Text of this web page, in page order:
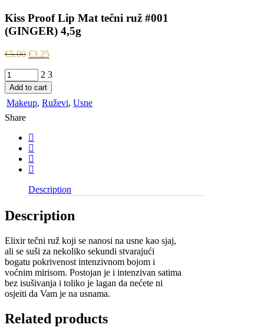
Kiss Proof Lip Mat tečni ruž #001
(GINGER) 4,5g
€5.00 €3.25
Kiss
Proof
Lip
Mat
tečni
#001
(GINGER)
4,5g
quantity
Add to cart
Makeup, Ruževi, Usne
Share
Description
Description
Elixir tečni ruž koji se nanosi na usne kao sjaj,
ali se suši za nekoliko sekundi stvarajući
bogatu pokrivenost intenzivnom bojom i
voćnim mirisom. Postojan je i intenzivan satima
bez isušivanja i toliko je lagan da nećete ni
osjeiti da Vam je na usnama.
Related products